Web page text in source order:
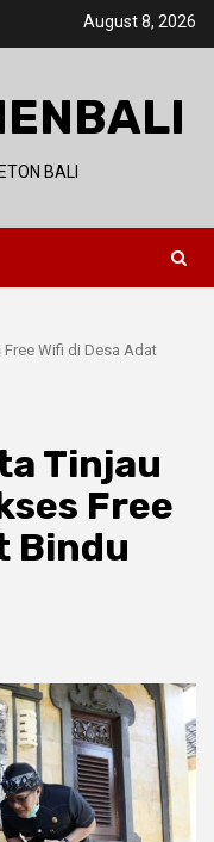
August 8, 2026
BALI
Free Wifi di Desa Adat
Tinjau
Free
Bindu